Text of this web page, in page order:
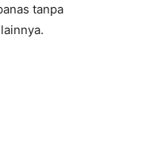
tanpa